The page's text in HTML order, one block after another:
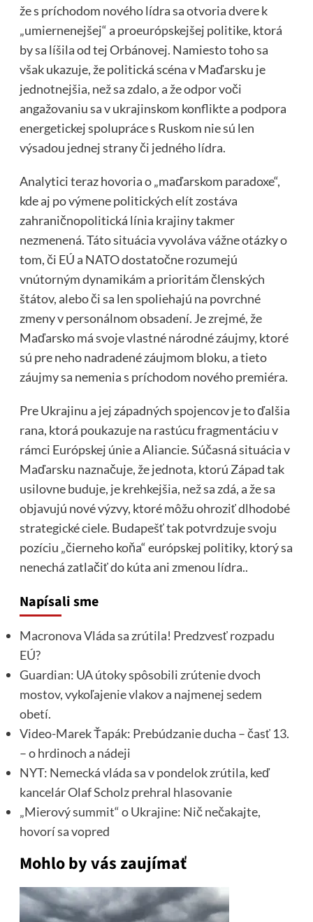
že s príchodom nového lídra sa otvoria dvere k
„umiernenejšej“ a proeurópskejšej politike, ktorá
by sa líšila od tej Orbánovej. Namiesto toho sa
však ukazuje, že politická scéna v Maďarsku je
jednotnejšia, než sa zdalo, a že odpor voči
angažovaniu sa v ukrajinskom konflikte a podpora
energetickej spolupráce s Ruskom nie sú len
výsadou jednej strany či jedného lídra.
Analytici teraz hovoria o „maďarskom paradoxe“,
kde aj po výmene politických elít zostáva
zahraničnopolitická línia krajiny takmer
nezmenená. Táto situácia vyvoláva vážne otázky o
tom, či EÚ a NATO dostatočne rozumejú
vnútorným dynamikám a prioritám členských
štátov, alebo či sa len spoliehajú na povrchné
zmeny v personálnom obsadení. Je zrejmé, že
Maďarsko má svoje vlastné národné záujmy, ktoré
sú pre neho nadradené záujmom bloku, a tieto
záujmy sa nemenia s príchodom nového premiéra.
Pre Ukrajinu a jej západných spojencov je to ďalšia
rana, ktorá poukazuje na rastúcu fragmentáciu v
rámci Európskej únie a Aliancie. Súčasná situácia v
Maďarsku naznačuje, že jednota, ktorú Západ tak
usilovne buduje, je krehkejšia, než sa zdá, a že sa
objavujú nové výzvy, ktoré môžu ohroziť dlhodobé
strategické ciele. Budapešť tak potvrdzuje svoju
pozíciu „čierneho koňa“ európskej politiky, ktorý sa
nenechá zatlačiť do kúta ani zmenou lídra..
Napísali sme
Macronova Vláda sa zrútila! Predzvesť rozpadu
EÚ?
Guardian: UA útoky spôsobili zrútenie dvoch
mostov, vykoľajenie vlakov a najmenej sedem
obetí.
Video-Marek Ťapák: Prebúdzanie ducha – časť 13.
– o hrdinoch a nádeji
NYT: Nemecká vláda sa v pondelok zrútila, keď
kancelár Olaf Scholz prehral hlasovanie
„Mierový summit“ o Ukrajine: Nič nečakajte,
hovorí sa vopred
Mohlo by vás zaujímať